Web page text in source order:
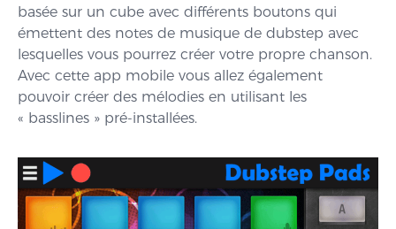
basée sur un cube avec différents boutons qui
émettent des notes de musique de dubstep avec
lesquelles vous pourrez créer votre propre chanson.
Avec cette app mobile vous allez également
pouvoir créer des mélodies en utilisant les
« basslines » pré-installées.